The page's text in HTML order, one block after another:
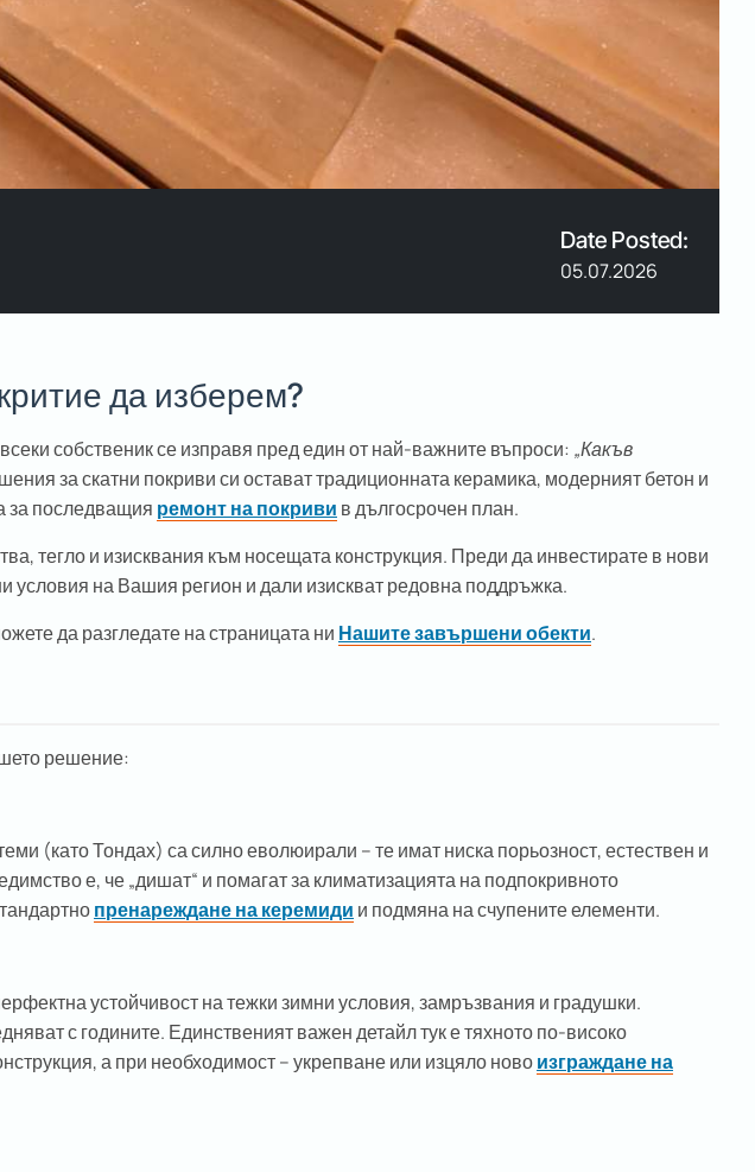
Date Posted:
05.07.2026
да изберем?
собственик се изправя пред един от най-важните въпроси: „Какъв
за скатни покриви си остават традиционната керамика, модерният бетон и
за последващия ремонт на покриви в дългосрочен план.
тегло и изисквания към носещата конструкция. Преди да инвестирате в нови
условия на Вашия регион и дали изискват редовна поддръжка.
да разгледате на страницата ни Нашите завършени обекти.
решение:
(като Тондах) са силно еволюирали – те имат ниска порьозност, естествен и
е, че „дишат“ и помагат за климатизацията на подпокривното
пренареждане на керемиди и подмяна на счупените елементи.
устойчивост на тежки зимни условия, замръзвания и градушки.
с годините. Единственият важен детайл тук е тяхното по-високо
а при необходимост – укрепване или изцяло новоизграждане на